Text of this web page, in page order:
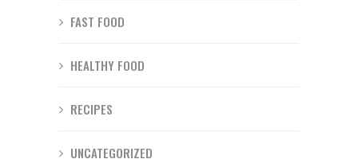
FAST FOOD
HEALTHY FOOD
RECIPES
UNCATEGORIZED